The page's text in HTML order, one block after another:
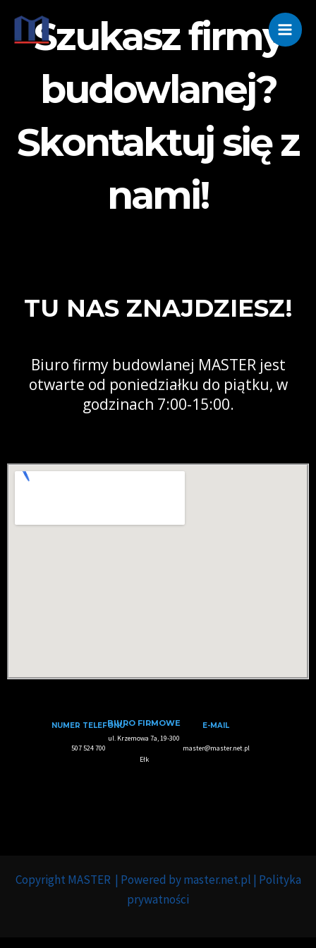
content
Main
Szukasz firmy
budowlanej?
Skontaktuj się z
nami!
TU NAS ZNAJDZIESZ!
Biuro firmy budowlanej MASTER jest
otwarte od poniedziałku do piątku, w
godzinach 7:00-15:00.
NUMER TELEFONU
507 524 700
BIURO FIRMOWE
ul. Krzemowa 7a, 19-300
Ełk
E-MAIL
master@master.net.pl
Copyright MASTER | Powered by master.net.pl | Polityka
prywatności